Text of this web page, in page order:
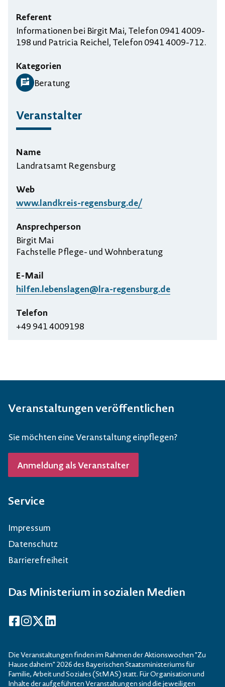
Referent
Informationen bei Birgit Mai, Telefon 0941 4009-
198 und Patricia Reichel, Telefon 0941 4009-712.
Kategorien
Beratung
Veranstalter
Name
Landratsamt Regensburg
Web
www.landkreis-regensburg.de/
Ansprechperson
Birgit Mai
Fachstelle Pflege- und Wohnberatung
E-Mail
hilfen.lebenslagen@lra-regensburg.de
Telefon
+49 941 4009198
Veranstaltungen veröffentlichen
Sie möchten eine Veranstaltung einpflegen?
Anmeldung als Veranstalter
Service
Impressum
Datenschutz
Barrierefreiheit
Das Ministerium in sozialen Medien
Die Veranstaltungen finden im Rahmen der Aktionswochen "Zu
Hause daheim" 2026 des Bayerischen Staatsministeriums für
Familie, Arbeit und Soziales (StMAS) statt. Für Organisation und
Inhalte der aufgeführten Veranstaltungen sind die jeweiligen